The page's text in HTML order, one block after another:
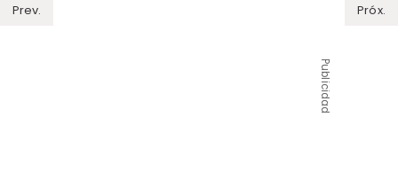
Prev. Próx.
Publicidad